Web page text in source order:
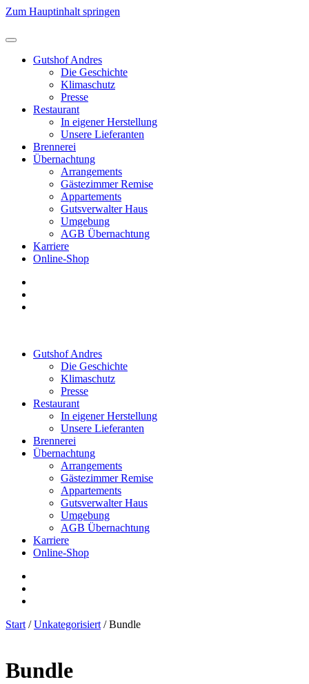
Zum Hauptinhalt springen
Gutshof Andres
Die Geschichte
Klimaschutz
Presse
Restaurant
In eigener Herstellung
Unsere Lieferanten
Brennerei
Übernachtung
Arrangements
Gästezimmer Remise
Appartements
Gutsverwalter Haus
Umgebung
AGB Übernachtung
Karriere
Online-Shop
Gutshof Andres
Die Geschichte
Klimaschutz
Presse
Restaurant
In eigener Herstellung
Unsere Lieferanten
Brennerei
Übernachtung
Arrangements
Gästezimmer Remise
Appartements
Gutsverwalter Haus
Umgebung
AGB Übernachtung
Karriere
Online-Shop
Start /Unkategorisiert / Bundle
Bundle